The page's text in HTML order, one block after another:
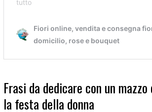
Frasi da dedicare con un
la festa della donna